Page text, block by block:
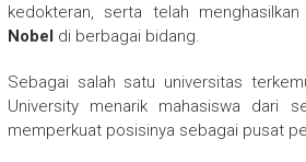
kedokteran, serta telah
Nobel di berbagai bidang.
Sebagai salah satu universitas
University menarik mahasiswa dari
memperkuat posisinya sebagai pusat